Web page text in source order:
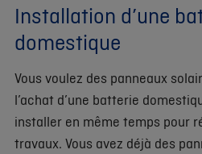
Installation d’une
domestique
Vous voulez des panneaux
l’achat d’une batterie
installer en même temps pour
travaux. Vous avez déjà des